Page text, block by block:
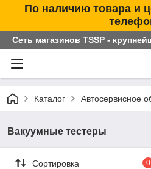
По наличию товара и
Сеть магазинов TSSP -
Каталог Автосервисное
Вакуумные тестеры
Сортировка 0